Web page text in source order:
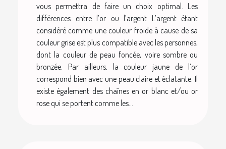
vous permettra de faire un choix optimal. Les
différences entre l’or ou l’argent L’argent étant
considéré comme une couleur froide à cause de sa
couleur grise est plus compatible avec les personnes,
dont la couleur de peau foncée, voire sombre ou
bronzée. Par ailleurs, la couleur jaune de l’or
correspond bien avec une peau claire et éclatante. Il
existe également des chaînes en or blanc et/ou or
rose qui se portent comme les...